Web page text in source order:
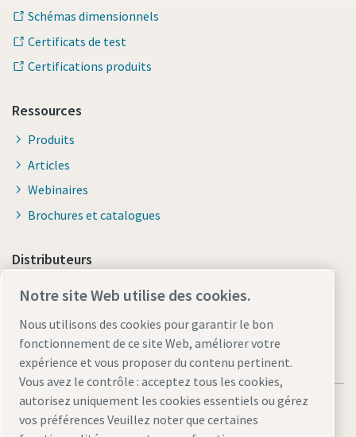
Schémas dimensionnels
Certificats de test
Certifications produits
Ressources
Produits
Articles
Webinaires
Brochures et catalogues
Distributeurs
Lien vers site E-business Smart Portal
Notre site Web utilise des cookies.
Nous utilisons des cookies pour garantir le bon
fonctionnement de ce site Web, améliorer votre
expérience et vous proposer du contenu pertinent.
Vous avez le contrôle : acceptez tous les cookies,
autorisez uniquement les cookies essentiels ou gérez
vos préférences Veuillez noter que certaines